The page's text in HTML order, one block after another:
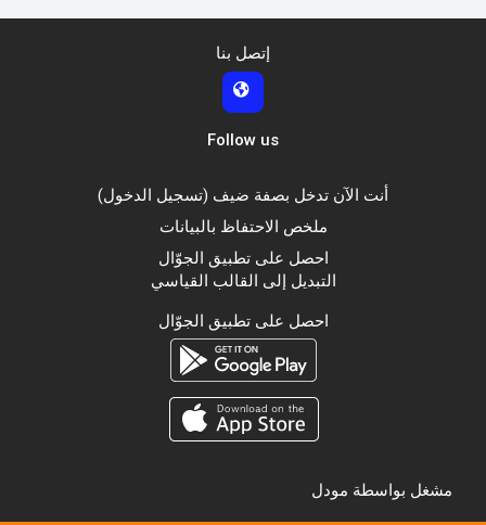
إتصل بنا
Follow us
أنت الآن تدخل بصفة ضيف (تسجيل الدخول)
ملخص الاحتفاظ بالبيانات
احصل على تطبيق الجوّال
التبديل إلى القالب القياسي
احصل على تطبيق الجوّال
مشغل بواسطة مودل